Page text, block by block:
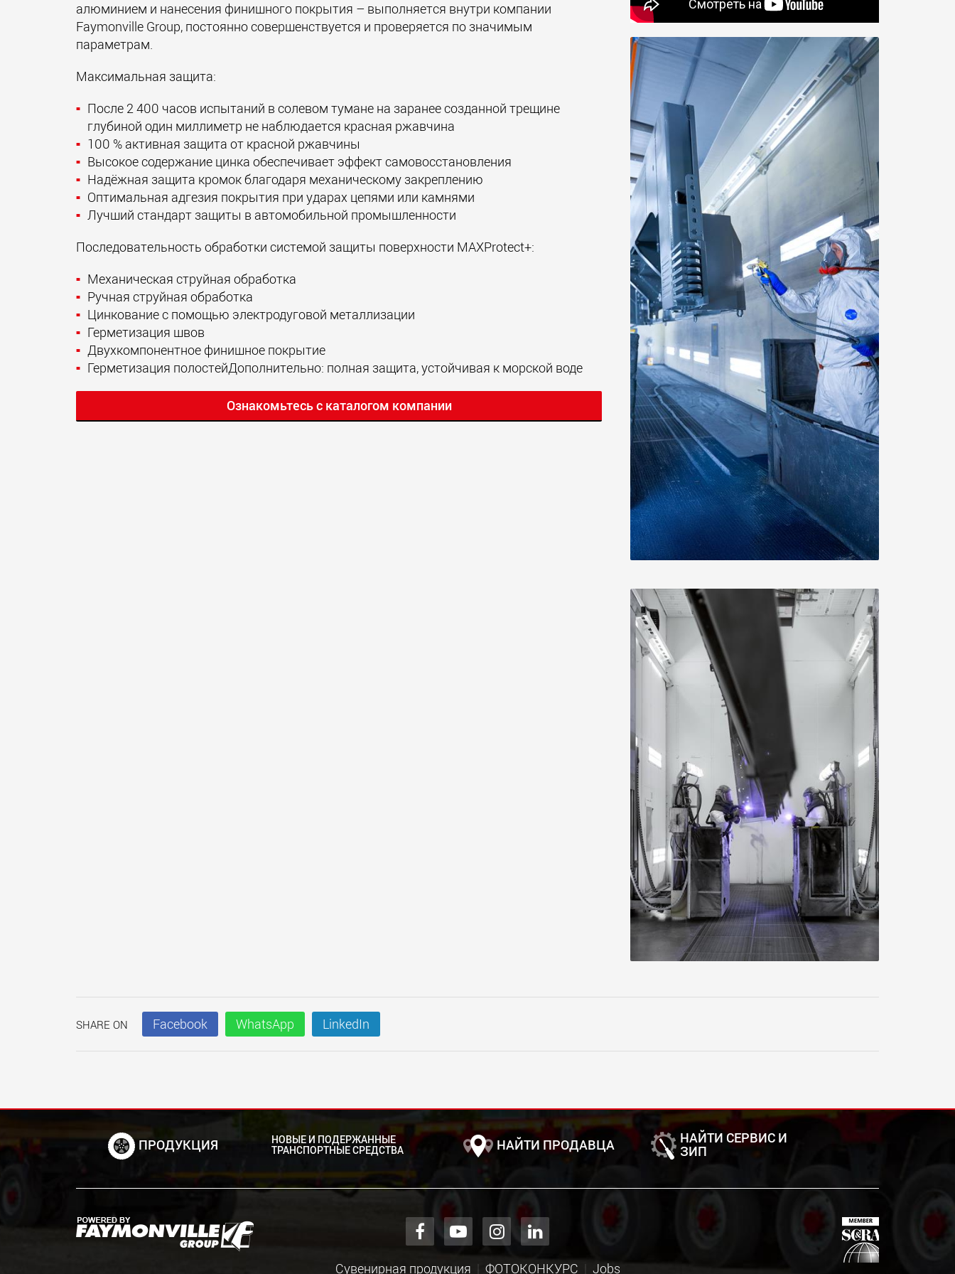
алюминием и нанесения финишного покрытия – выполняется внутри компании
Faymonville Group, постоянно совершенствуется и проверяется по значимым
параметрам.
Максимальная защита:
После 2 400 часов испытаний в солевом тумане на заранее созданной трещине
глубиной один миллиметр не наблюдается красная ржавчина
100 % активная защита от красной ржавчины
Высокое содержание цинка обеспечивает эффект самовосстановления
Надёжная защита кромок благодаря механическому закреплению
Оптимальная адгезия покрытия при ударах цепями или камнями
Лучший стандарт защиты в автомобильной промышленности
Последовательность обработки системой защиты поверхности MAXProtect+:
Механическая струйная обработка
Ручная струйная обработка
Цинкование с помощью электродуговой металлизации
Герметизация швов
Двухкомпонентное финишное покрытие
Герметизация полостейДополнительно: полная защита, устойчивая к морской воде
Ознакомьтесь с каталогом компании
SHARE ON Facebook WhatsApp LinkedIn
ПРОДУКЦИЯ НОВЫЕ И ПОДЕРЖАННЫЕ
ТРАНСПОРТНЫЕ СРЕДСТВА НАЙТИ ПРОДАВЦА НАЙТИ СЕРВИС И
ЗИП
Сувенирная продукция ФОТОКОНКУРС Jobs